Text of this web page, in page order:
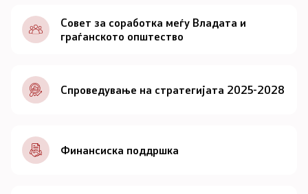
Документи
Совет
За советот
Документи
Совет за соработка меѓу Владата и
граѓанското општество
Спроведување на стратегијата 2025-2028
Финансиска поддршка